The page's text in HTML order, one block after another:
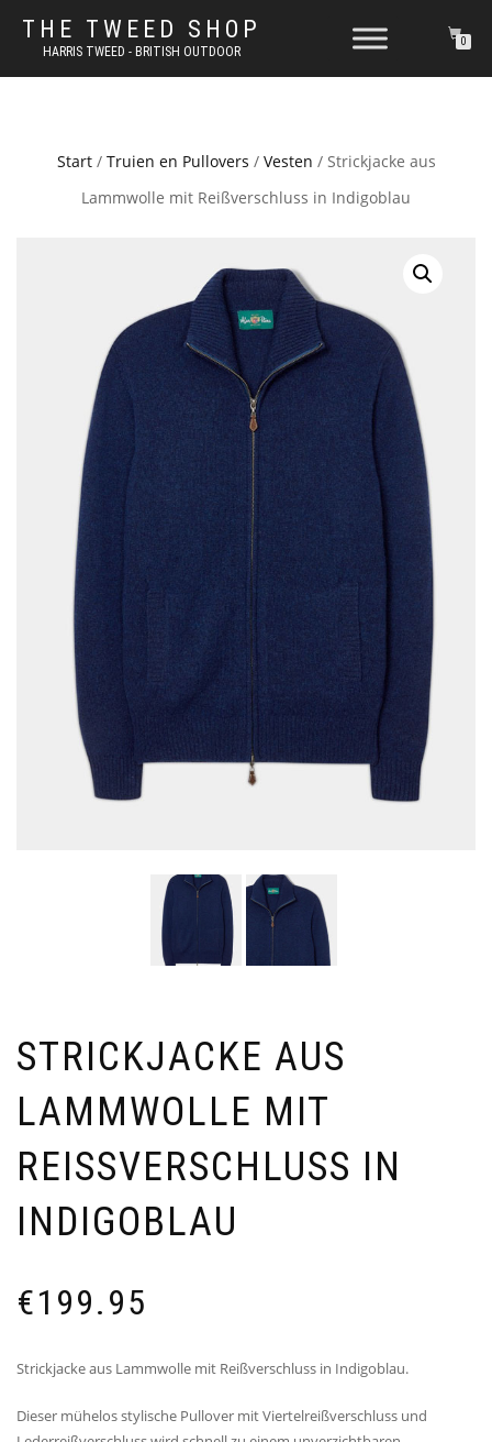
THE TWEED SHOP
HARRIS TWEED - BRITISH OUTDOOR
0
Start/ Truien en Pullovers / Vesten / Strickjacke aus
Lammwolle mit Reißverschluss in Indigoblau
STRICKJACKE AUS
LAMMWOLLE MIT
REISSVERSCHLUSS IN I
NDIGOBLAU
€199.95
Strickjacke aus Lammwolle mit Reißverschluss in Indigoblau.
Dieser mühelos stylische Pullover mit Viertelreißverschluss und